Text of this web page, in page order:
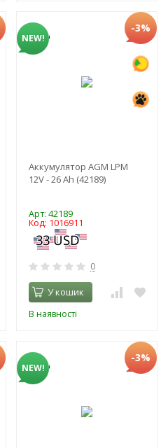
NEW!
-3%
Аккумулятор AGM LPM
12V - 26 Ah (42189)
Арт: 42189
Код: 1016911
0
У кошик
В наявності
NEW!
-3%